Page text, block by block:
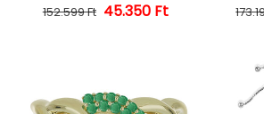
Normál ár
152.599 Ft Kedvezményes ár
45.350 Ft